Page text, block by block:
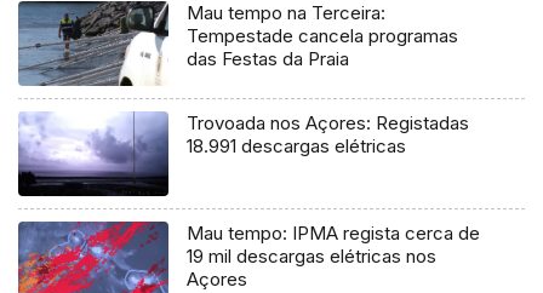
Mau tempo na Terceira:
Tempestade cancela programas
das Festas da Praia
Trovoada nos Açores: Registadas
18.991 descargas elétricas
Mau tempo: IPMA regista cerca de
19 mil descargas elétricas nos
Açores